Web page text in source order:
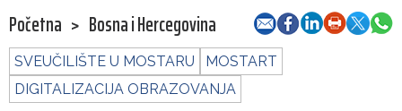
Početna > Bosna i Hercegovina
SVEUČILIŠTE U MOSTARU
MOSTART
DIGITALIZACIJA OBRAZOVANJA